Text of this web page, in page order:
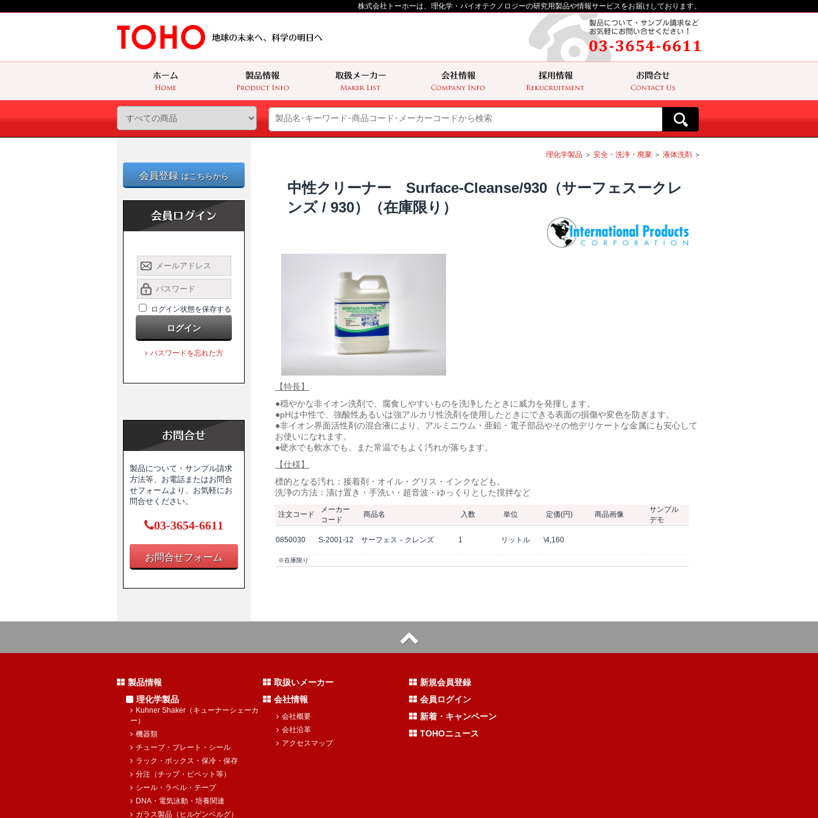
株式会社トーホーは、理化学・バイオテクノロジーの研究用製品や情報サービスをお届けしております。
会員登録 はこちらから
ログイン状態を保存する
ログイン
パスワードを忘れた方
製品について・サンプル請求
方法等、お電話またはお問合
せフォームより、お気軽にお
問合せください。
03-3654-6611
お問合せフォーム
理化学製品 ＞ 安全・洗浄・廃棄 ＞ 液体洗剤 ＞
中性クリーナー Surface-Cleanse/930（サーフェスークレ
ンズ / 930）（在庫限り）
【特長】
●穏やかな非イオン洗剤で、腐食しやすいものを洗浄したときに威力を発揮します。
●pHは中性で、強酸性あるいは強アルカリ性洗剤を使用したときにできる表面の損傷や変色を防ぎます。
●非イオン界面活性剤の混合液により、アルミニウム・亜鉛・電子部品やその他デリケートな金属にも安心して
お使いになれます。
●硬水でも軟水でも、また常温でもよく汚れが落ちます。
【仕様】
標的となる汚れ：接着剤・オイル・グリス・インクなども。
洗浄の方法：漬け置き・手洗い・超音波・ゆっくりとした撹拌など
注文コード
メーカー
コード
商品名 入数 単位 定価(円) 商品画像
サンプル
デモ
0850030 S-2001-12 サーフェス－クレンズ 1 リットル \4,160
※在庫限り
製品情報
理化学製品
Kuhner Shaker（キューナーシェーカ
ー）
機器類
チューブ・プレート・シール
ラック・ボックス・保冷・保存
分注（チップ・ピペット等）
シール・ラベル・テープ
DNA・電気泳動・培養関連
ガラス製品（ヒルゲンベルグ）
取扱いメーカー
会社情報
会社概要
会社沿革
アクセスマップ
新規会員登録
会員ログイン
新着・キャンペーン
TOHOニュース